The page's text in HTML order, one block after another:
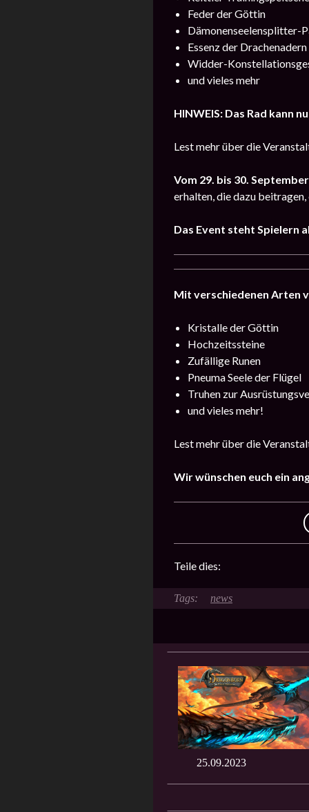
Feder der Göttin
Dämonenseelensplitter-
Essenz der
Widder-
und vieles mehr
HINWEIS: Das Rad kann
Lest mehr über die
Vom 29. bis 30.
erhalten, die dazu
Das Event steht Spielern
Mit verschiedenen Arten
Kristalle der Göttin
Hochzeitssteine
Zufällige Runen
Pneuma Seele der Flügel
Truhen zur
und vieles mehr!
Lest mehr über die
Wir wünschen euch ein
Teile dies:
news
25.09.2023